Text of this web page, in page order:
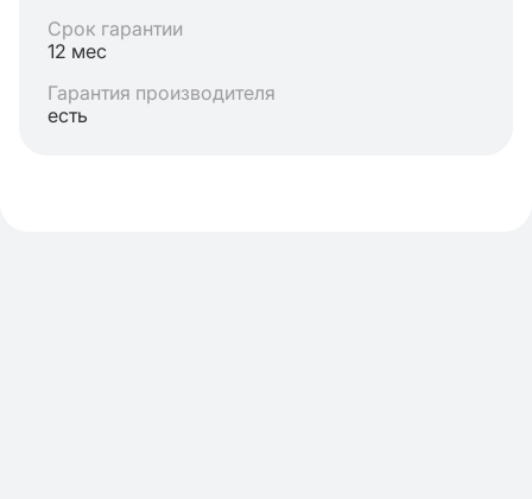
Срок гарантии
12 мес
Гарантия производителя
есть